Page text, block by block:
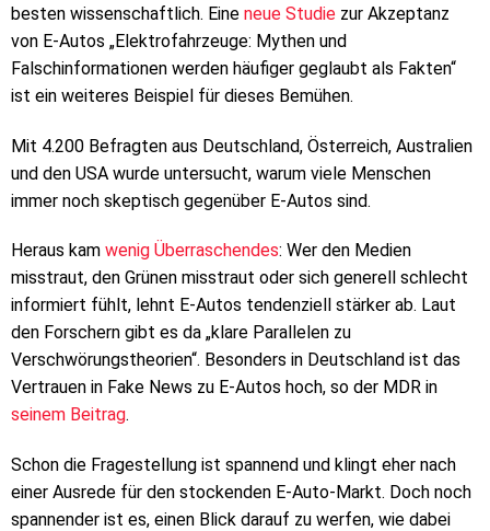
besten wissenschaftlich. Eine neue Studie zur Akzeptanz
von E-Autos „Elektrofahrzeuge: Mythen und
Falschinformationen werden häufiger geglaubt als Fakten“
ist ein weiteres Beispiel für dieses Bemühen.
Mit 4.200 Befragten aus Deutschland, Österreich, Australien
und den USA wurde untersucht, warum viele Menschen
immer noch skeptisch gegenüber E-Autos sind.
Heraus kam wenig Überraschendes: Wer den Medien
misstraut, den Grünen misstraut oder sich generell schlecht
informiert fühlt, lehnt E-Autos tendenziell stärker ab. Laut
den Forschern gibt es da „klare Parallelen zu
Verschwörungstheorien“. Besonders in Deutschland ist das
Vertrauen in Fake News zu E-Autos hoch, so der MDR in
seinem Beitrag.
Schon die Fragestellung ist spannend und klingt eher nach
einer Ausrede für den stockenden E-Auto-Markt. Doch noch
spannender ist es, einen Blick darauf zu werfen, wie dabei